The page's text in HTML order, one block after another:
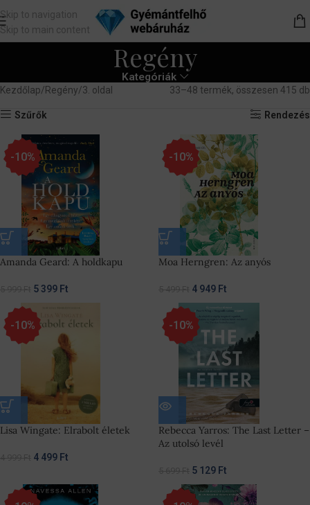
Skip to navigation
Skip to main content
Regény
Kategóriák
Kezdőlap Regény 3. oldal 33–48 termék, összesen 415 db
Szűrők Rendezés
-10%
Amanda Geard: A holdkapu
5 399 Ft
-10%
Moa Herngren: Az anyós
4 949 Ft
-10%
Lisa Wingate: Elrabolt életek
4 499 Ft
-10%
Rebecca Yarros: The Last Letter –
Az utolsó levél
5 129 Ft